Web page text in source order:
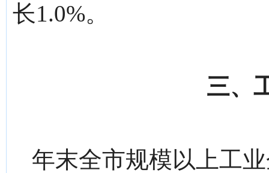
长1.0%。
三、
年末全市规模以上工